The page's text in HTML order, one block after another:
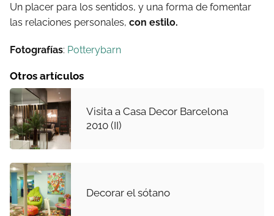
Un placer para los sentidos, y una forma de fomentar
las relaciones personales, con estilo.
Fotografías: Potterybarn
Otros artículos
Visita a Casa Decor Barcelona
2010 (II)
Decorar el sótano